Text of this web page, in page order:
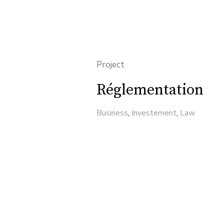
Project
Réglementation
Business, Investement, Law